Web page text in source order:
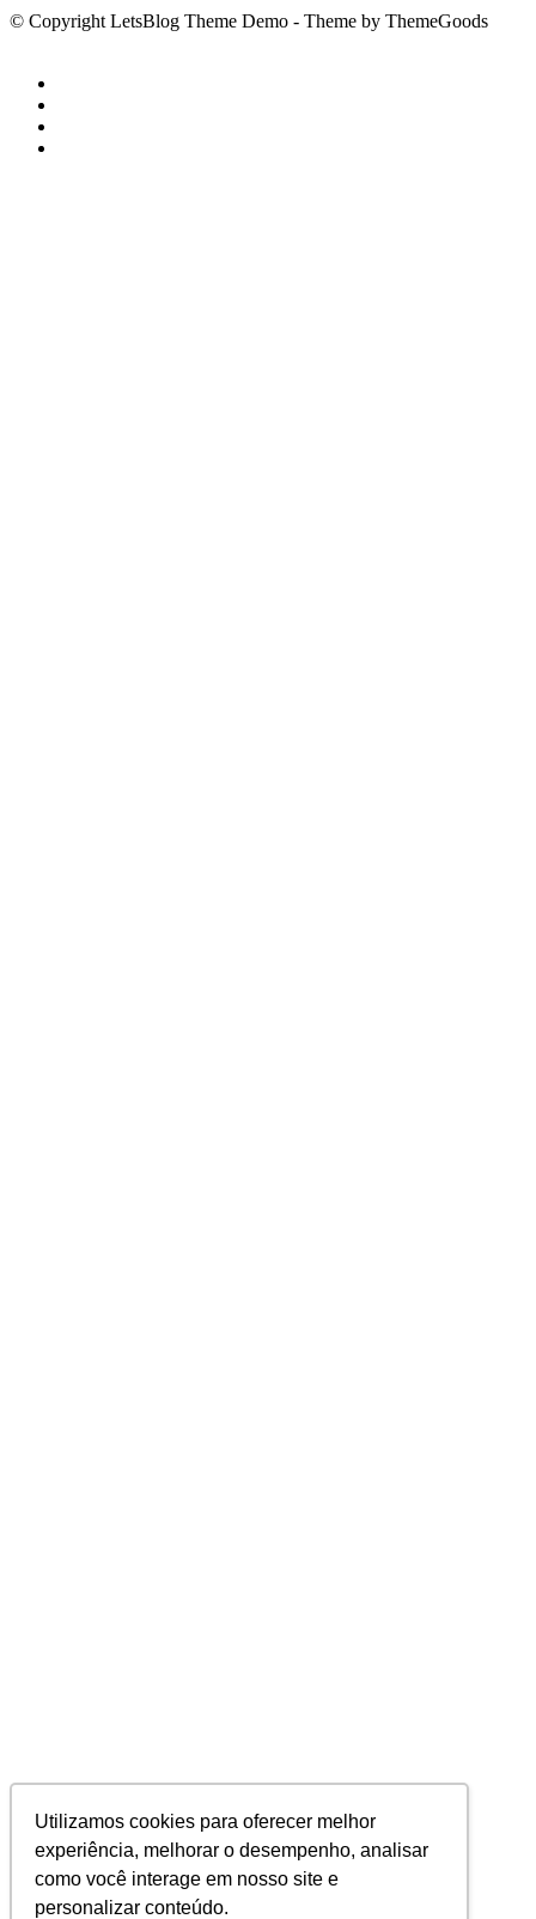
Utilizamos cookies para oferecer melhor
experiência, melhorar o desempenho, analisar
como você interage em nosso site e
personalizar conteúdo.
© Copyright LetsBlog Theme Demo - Theme by ThemeGoods